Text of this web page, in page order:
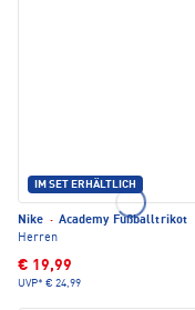
IM SET ERHÄLTLICH
Nike · Academy Fußballtrikot
Herren
€ 19,99
UVP* € 24,99